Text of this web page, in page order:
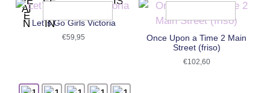
Let´s Go Girls Victoria
€59,95
Once Upon a Time 2 Main
Street (friso)
€102,60